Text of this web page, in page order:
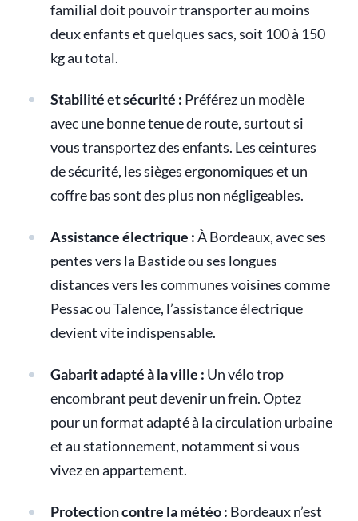
familial doit pouvoir transporter au moins
deux enfants et quelques sacs, soit 100 à 150
kg au total.
Stabilité et sécurité : Préférez un modèle
avec une bonne tenue de route, surtout si
vous transportez des enfants. Les ceintures
de sécurité, les sièges ergonomiques et un
coffre bas sont des plus non négligeables.
Assistance électrique :À Bordeaux, avec ses
pentes vers la Bastide ou ses longues
distances vers les communes voisines comme
Pessac ou Talence, l’assistance électrique
devient vite indispensable.
Gabarit adapté à la ville : Un vélo trop
encombrant peut devenir un frein. Optez
pour un format adapté à la circulation urbaine
et au stationnement, notamment si vous
vivez en appartement.
Protection contre la météo : Bordeaux n’est